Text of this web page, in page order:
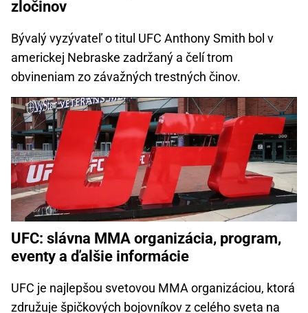
zločinov
Bývalý vyzývateľ o titul UFC Anthony Smith bol v
americkej Nebraske zadržaný a čelí trom
obvineniam zo závažných trestných činov.
UFC: slávna MMA organizácia, program,
eventy a ďalšie informácie
UFC je najlepšou svetovou MMA organizáciou, ktorá
združuje špičkových bojovníkov z celého sveta na